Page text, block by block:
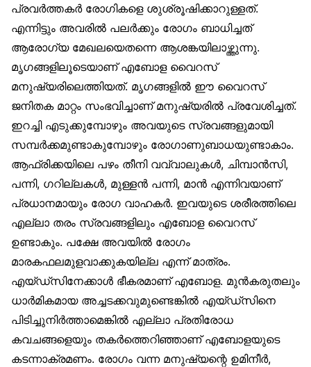
പ്രവര്‍ത്തകര്‍ രോഗികളെ ശുശ്രൂഷിക്കാറുള്ളത്.
എന്നിട്ടും അവരില്‍ പലര്‍ക്കും രോഗം ബാധിച്ചത്
ആരോഗ്യ മേഖലയെതന്നെ ആശങ്കയിലാഴ്ത്തുന്നു.
മൃഗങ്ങളിലൂടെയാണ് എബോള വൈറസ്
മനുഷ്യരിലെത്തിയത്. മൃഗങ്ങളില്‍ ഈ വൈറസ്
ജനിതക മാറ്റം സംഭവിച്ചാണ് മനുഷ്യരില്‍ പ്രവേശിച്ചത്.
ഇറച്ചി എടുക്കുമ്പോഴും അവയുടെ സ്രവങ്ങളുമായി
സമ്പര്‍ക്കമുണ്ടാകുമ്പോഴും രോഗാണുബാധയുണ്ടാകാം.
ആഫ്രിക്കയിലെ പഴം തീനി വവ്വാലുകള്‍, ചിമ്പാന്‍സി,
പന്നി, ഗറില്ലകള്‍, മുള്ളന്‍ പന്നി, മാന്‍ എന്നിവയാണ്
പ്രധാനമായും രോഗ വാഹകര്‍. ഇവയുടെ ശരീരത്തിലെ
എല്ലാ തരം സ്രവങ്ങളിലും എബോള വൈറസ്
ഉണ്ടാകും. പക്ഷേ അവയില്‍ രോഗം
മാരകഫലമുളവാക്കുകയില്ല എന്ന് മാത്രം.
എയ്ഡ്സിനേക്കാള്‍ ഭീകരമാണ് എബോള. മുന്‍കരുതലും
ധാര്‍മികമായ അച്ചടക്കവുമുണ്ടെങ്കില്‍ എയ്ഡ്സിനെ
പിടിച്ചുനിര്‍ത്താമെങ്കില്‍ എല്ലാ പ്രതിരോധ
കവചങ്ങളെയും തകര്‍ത്തെറിഞ്ഞാണ് എബോളയുടെ
കടന്നാക്രമണം. രോഗം വന്ന മനുഷ്യന്റെ ഉമിനീര്‍,